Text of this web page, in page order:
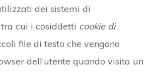
dei sistemi di
cui i cosiddetti cookie di
file di testo che vengono
dell’utente quando visita un